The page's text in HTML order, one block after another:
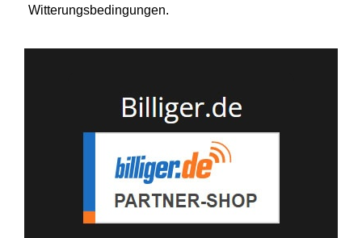
Witterungsbedingungen.